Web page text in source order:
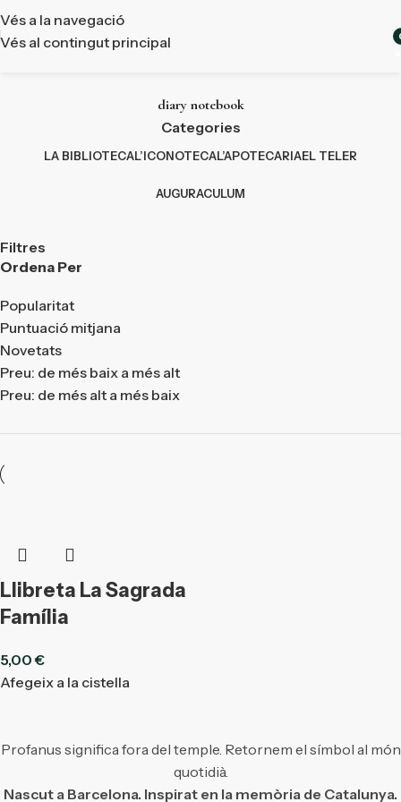
Vés a la navegació
Vés al contingut principal
diary notebook
Categories
LA BIBLIOTECAL’ICONOTECAL’APOTECARIAEL TELER
AUGURACULUM
Filtres
Ordena Per
Popularitat
Puntuació mitjana
Novetats
Preu: de més baix a més alt
Preu: de més alt a més baix
Llibreta La Sagrada
Família
5,00€
Afegeix a la cistella
Profanus significa fora del temple. Retornem el símbol al món
quotidià.
Nascut a Barcelona. Inspirat en la memòria de Catalunya.